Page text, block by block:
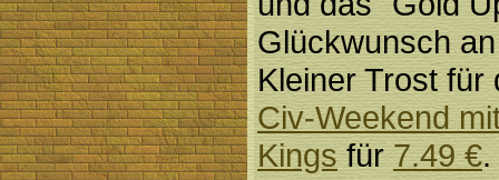
Glückwunsch
Kleiner Trost
Civ-Weekend
Kingsfür7.49 €.